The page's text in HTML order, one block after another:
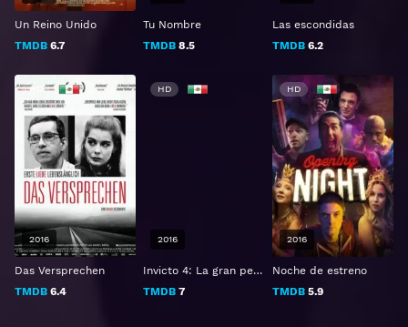
Un Reino Unido
TMDB 6.7
Tu Nombre
TMDB 8.5
Las escondidas
TMDB6.2
Das Versprechen
TMDB 6.4
HD
2016
Invicto 4: La gran pelea
TMDB 7
HD
2016
Noche de estreno
TMDB5.9
HD
2016